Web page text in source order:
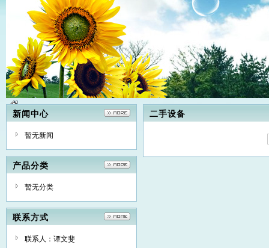
新闻中心
暂无新闻
产品分类
暂无分类
联系方式
联系人：谭文斐
二手设备